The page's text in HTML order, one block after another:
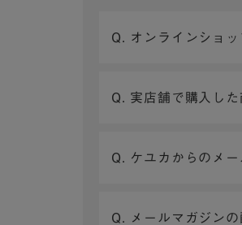
Q. オンラインショッ
Q. 実店舗で購入し
Q. ケユカからのメ
Q. メールマガジン